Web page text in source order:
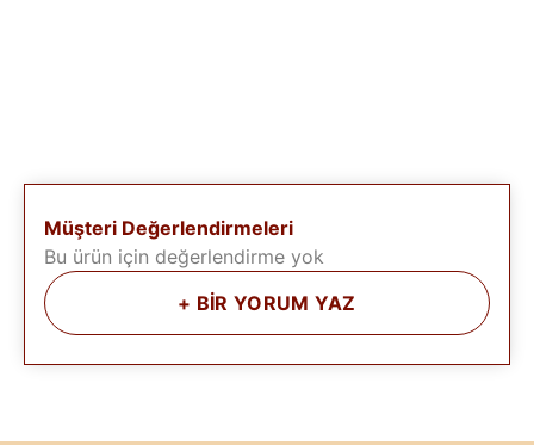
Müşteri Değerlendirmeleri
Bu ürün için değerlendirme yok
+ BİR YORUM YAZ